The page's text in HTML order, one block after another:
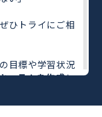
ひトライにご相
目標や学習状況
ュラムを作成し
師がわかるまで